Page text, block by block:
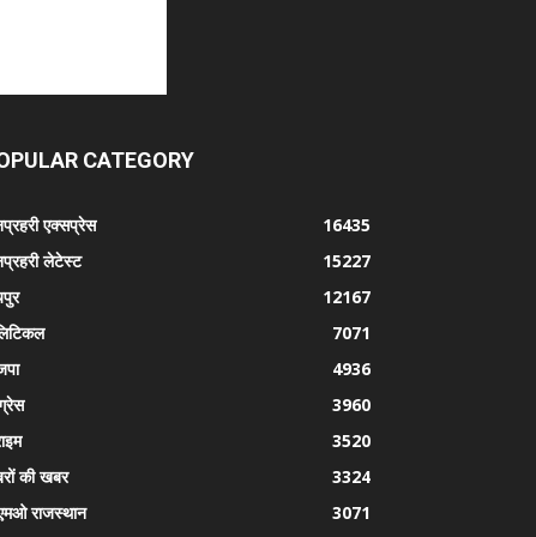
CATEGORY
एक्सप्रेस
16435
लेटेस्ट
15227
12167
7071
4936
3960
3520
की खबर
3324
राजस्थान
3071